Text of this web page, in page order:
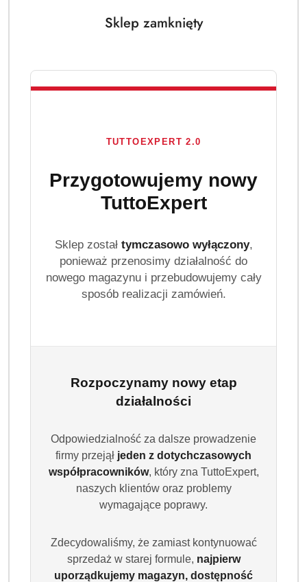
DAVIDOFF
(0)
Davidoff Espresso 57 Intense kawa
rozpuszczalna 100 g
Sklep zamknięty
TUTTOEXPERT 2.0
Przygotowujemy nowy
TuttoExpert
Sklep został tymczasowo wyłączony,
ponieważ przenosimy działalność do
nowego magazynu i przebudowujemy cały
sposób realizacji zamówień.
Rozpoczynamy nowy etap
działalności
Odpowiedzialność za dalsze prowadzenie
firmy przejął jeden z dotychczasowych
współpracowników, który zna TuttoExpert,
naszych klientów oraz problemy
wymagające poprawy.
Zdecydowaliśmy, że zamiast kontynuować
sprzedaż w starej formule, najpierw
uporządkujemy magazyn, dostępność